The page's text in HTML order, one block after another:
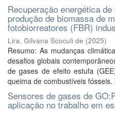
Recuperação energética
produção de biomassa de
fotobiorreatores (FBR)
Lira, Gilvana Scoculi de (2025)
Resumo: As mudanças
desafios globais
de gases de efeito estufa
queima de combustíveis fósseis.
Sensores de gases de
aplicação no trabalho em